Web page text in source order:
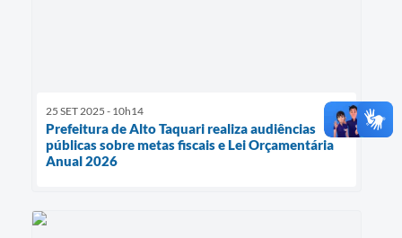
25 SET 2025 - 10h14
Prefeitura de Alto Taquari realiza audiências
públicas sobre metas fiscais e Lei Orçamentária
Anual 2026